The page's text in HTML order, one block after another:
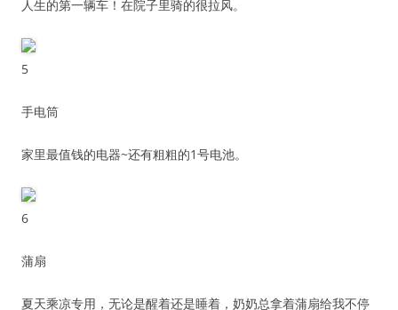
人生的第一辆车！在院子里骑的很拉风。
5
手电筒
家里最值钱的电器~还有粗粗的1号电池。
6
蒲扇
夏天乘凉专用，无论是醒着还是睡着，奶奶总拿着蒲扇给我不停